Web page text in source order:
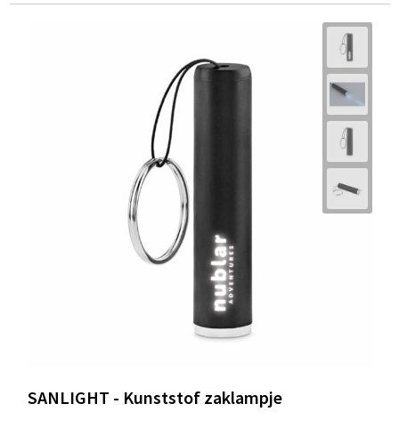
SANLIGHT - Kunststof zaklampje